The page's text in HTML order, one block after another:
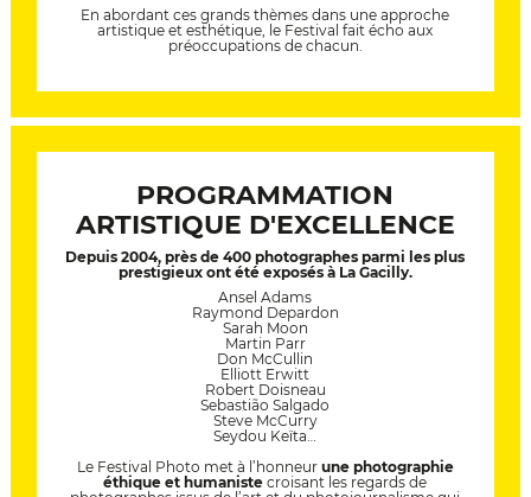
En abordant ces grands thèmes dans une approche
artistique et esthétique, le Festival fait écho aux
préoccupations de chacun.
PROGRAMMATION
ARTISTIQUE D'EXCELLENCE
Depuis 2004, près de 400 photographes parmi les plus
prestigieux ont été exposés à La Gacilly.
Ansel Adams
Raymond Depardon
Sarah Moon
Martin Parr
Don McCullin
Elliott Erwitt
Robert Doisneau
Sebastião Salgado
Steve McCurry
Seydou Keïta…
Le Festival Photo met à l’honneur une photographie
éthique et humaniste croisant les regards de